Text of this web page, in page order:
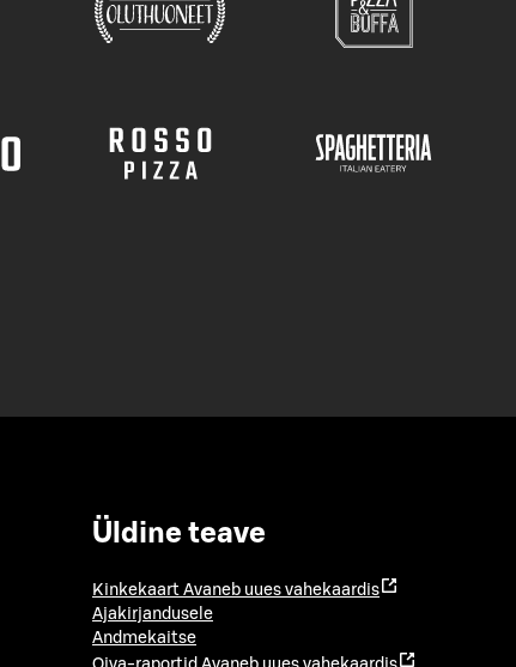
Üldine teave
Kinkekaart Avaneb uues vahekaardis
Ajakirjandusele
Andmekaitse